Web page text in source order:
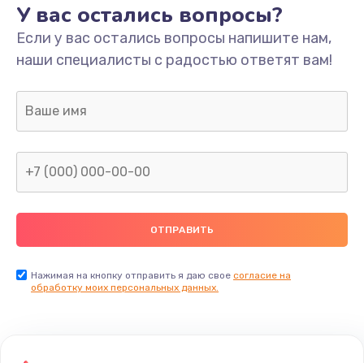
У вас остались вопросы?
Если у вас остались вопросы напишите нам,
наши специалисты с радостью ответят вам!
Нажимая на кнопку отправить я даю свое согласие на
обработку моих персональных данных.